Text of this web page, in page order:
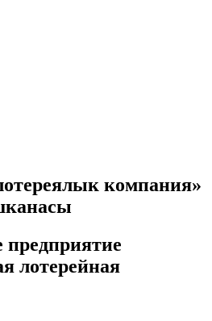
компания»
предприятие
лотерейная